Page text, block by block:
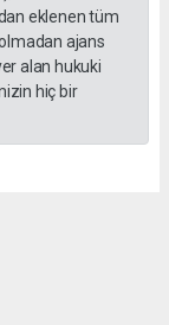
eklenen tüm
ajans
alan hukuki
hiç bir